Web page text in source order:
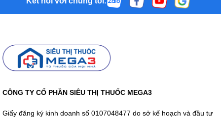
CÔNG TY CỔ PHẦN SIÊU THỊ THUỐC MEGA3
Giấy đăng ký kinh doanh số 0107048477 do sở kế hoạch và đầu tư